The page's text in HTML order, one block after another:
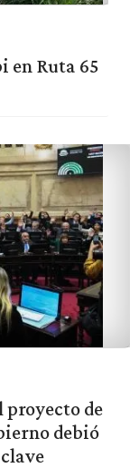
en Ruta 65
proyecto de
debió